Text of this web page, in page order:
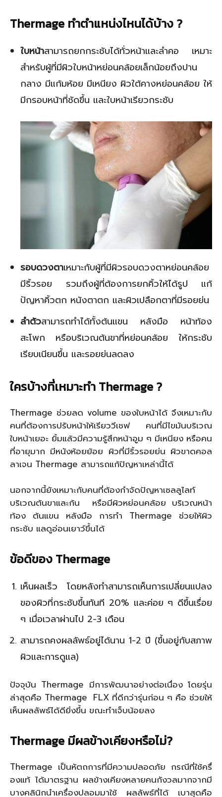
Thermage ทำตำแหน่งไหนได้บ้าง ?
ใบหน้าสามารถยกกระชับได้ทั่วหน้าและลำคอ เหมาะ
สำหรับผู้ที่มีผิวใบหน้าหย่อนคล้อยเล็กน้อยถึงปาน
กลาง มีแก้มห้อย มีเหนียง ผิวใต้คางหย่อนคล้อย ให้
มีกรอบหน้าที่ชัดขึ้น และใบหน้าเรียวกระชับ
รอบดวงตาเหมาะกับผู้ที่มีผิวรอบดวงตาหย่อนคล้อย
มีริ้วรอย รวมถึงผู้ที่ต้องการยกคิ้วให้ได้รูป แก้
ปัญหาคิ้วตก หนังตาตก และผิวเปลือกตาที่มีรอยย่น
ลำตัวสามารถทำได้ทั้งต้นแขน หลังมือ หน้าท้อง
สะโพก หรือบริเวณต้นขาที่หย่อนคล้อย ให้กระชับ
เรียบเนียนขึ้น และรอยย่นลดลง
ใครบ้างที่เหมาะทำ Thermage ?
Thermage ช่วยลด volume ของใบหน้าได้ จึงเหมาะกับ
คนที่ต้องการปรับหน้าให้เรียววีเชฟ คนที่มีไขมันบริเวณ
ใบหน้าเยอะ ยิ้มแล้วมีความรู้สึกหน้าอูม ๆ มีเหนียง หรือคน
ที่อายุมาก มีหนังห้อยย้อย ผิวที่มีริ้วรอยย่น ผิวขาดคอล
ลาเจน Thermage สามารถแก้ปัญหาเหล่านี้ได้
นอกจากนี้ยังเหมาะกับคนที่ต้องกำจัดปัญหาเซลลูไลท์
บริเวณต้นขาและก้น หรือมีผิวหย่อนคล้อย บริเวณหน้า
ท้อง ต้นแขน หลังมือ การทำ Thermage ช่วยให้ผิว
กระชับ แลดูอ่อนเยาว์ขึ้นได้
ข้อดีของ Thermage
เห็นผลเร็ว โดยหลังทำสามารถเห็นการเปลี่ยนแปลง
ของผิวที่กระชับขึ้นทันที 20% และค่อย ๆ ดีขึ้นเรื่อย
ๆ เมื่อเวลาผ่านไป 2-3 เดือน
สามารถคงผลลัพธ์อยู่ได้นาน 1-2 ปี (ขึ้นอยู่กับสภาพ
ผิวและการดูแล)
ปัจจุบัน Thermage มีการพัฒนาอย่างต่อเนื่อง โดยรุ่น
ล่าสุดคือ Thermage FLX ที่ดีกว่ารุ่นก่อน ๆ คือ ช่วยให้
เห็นผลลัพธ์ได้ดียิ่งขึ้น ขณะทำเจ็บน้อยลง
Thermage มีผลข้างเคียงหรือไม่?
Thermage เป็นหัตถการที่มีความปลอดภัย กรณีที่ใช้ครื่
องแท้ ได้มาตรฐาน ผลข้างเคียงหลายคนกังวลมากจากมี
บางคลินิกนำเครื่องปลอมมาใช้ ผลลัพธ์ที่ได้ เบาสุดคือ